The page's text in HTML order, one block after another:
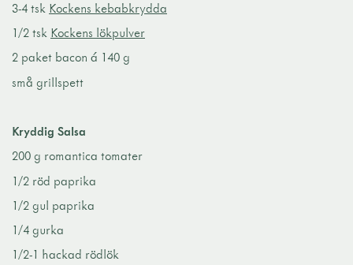
3-4 tsk Kockens kebabkrydda
1/2 tsk Kockens lökpulver
2 paket bacon á 140 g
små grillspett
Kryddig Salsa
200 g romantica tomater
1/2 röd paprika
1/2 gul paprika
1/4 gurka
1/2-1 hackad rödlök